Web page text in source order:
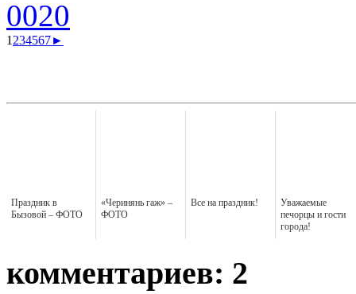
1234567►
Праздник в
Бызовой – ФОТО
«Черинянь гаж» –
ФОТО
Все на праздник!
Уважаемые
печорцы и гости
города!
комментариев: 2